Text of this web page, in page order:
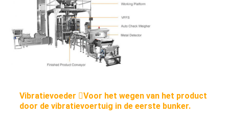
Vibratievoeder Voor het wegen van het product
door de vibratievoertuig in de eerste bunker.